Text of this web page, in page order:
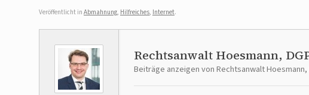
Veröffentlicht in Abmahnung, Hilfreiches, Internet.
Rechtsanwalt Hoesmann,
Beiträge anzeigen von Rechtsanwalt Hoesmann,